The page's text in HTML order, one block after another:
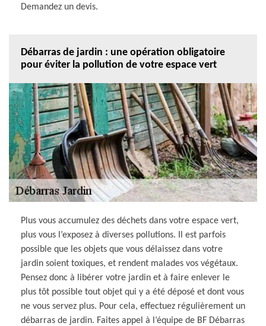
Demandez un devis.
Débarras de jardin : une opération obligatoire
pour éviter la pollution de votre espace vert
Plus vous accumulez des déchets dans votre espace vert,
plus vous l’exposez à diverses pollutions. Il est parfois
possible que les objets que vous délaissez dans votre
jardin soient toxiques, et rendent malades vos végétaux.
Pensez donc à libérer votre jardin et à faire enlever le
plus tôt possible tout objet qui y a été déposé et dont vous
ne vous servez plus. Pour cela, effectuez régulièrement un
débarras de jardin. Faites appel à l’équipe de BF Débarras